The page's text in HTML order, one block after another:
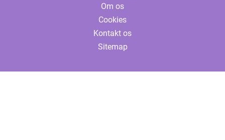
Om os
Cookies
Kontakt os
Sitemap